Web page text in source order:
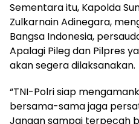
Sementara itu, Kapolda
Zulkarnain Adinegara,
Bangsa Indonesia,
Apalagi Pileg dan Pilpres
akan segera dilaksanakan.
“TNI-Polri siap
bersama-sama jaga
Jangan sampai terpecah